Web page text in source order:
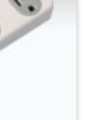
脈波,保持電
；
Circuit
最大容量,請
後再